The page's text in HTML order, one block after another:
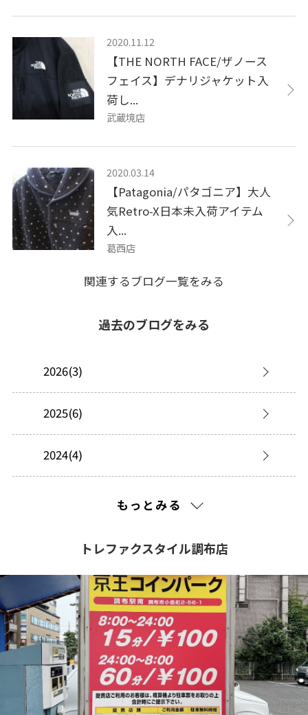
2020.11.12
【THE NORTH FACE/ザノース
フェイス】デナリジャケット入
荷し...
武蔵境店
2020.03.14
【Patagonia/パタゴニア】大人
気Retro-X日本未入荷アイテム
入...
葛西店
関連するブログ一覧をみる
過去のブログをみる
2026(3)
2025(6)
2024(4)
2021(116)
2020(239)
2019(140)
2018(195)
もっとみる
トレファクスタイル調布店